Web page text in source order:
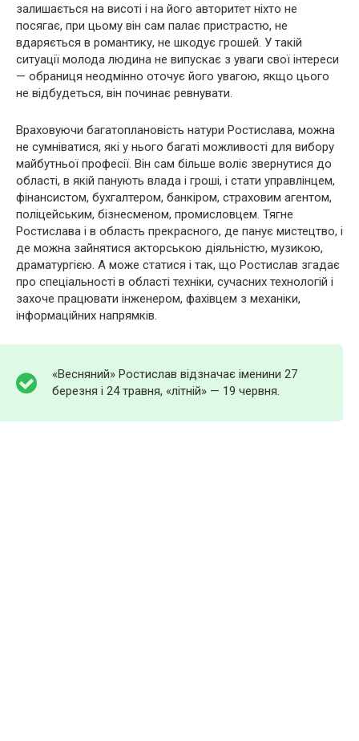
залишається на висоті і на його авторитет ніхто не
посягає, при цьому він сам палає пристрастю, не
вдаряється в романтику, не шкодує грошей. У такій
ситуації молода людина не випускає з уваги свої інтереси
— обраниця неодмінно оточує його увагою, якщо цього
не відбудеться, він починає ревнувати.
Враховуючи багатоплановість натури Ростислава, можна
не сумніватися, які у нього багаті можливості для вибору
майбутньої професії. Він сам більше воліє звернутися до
області, в якій панують влада і гроші, і стати управлінцем,
фінансистом, бухгалтером, банкіром, страховим агентом,
поліцейським, бізнесменом, промисловцем. Тягне
Ростислава і в область прекрасного, де панує мистецтво, і
де можна зайнятися акторською діяльністю, музикою,
драматургією. А може статися і так, що Ростислав згадає
про спеціальності в області техніки, сучасних технологій і
захоче працювати інженером, фахівцем з механіки,
інформаційних напрямків.
«Весняний» Ростислав відзначає іменини 27
березня і 24 травня, «літній» — 19 червня.